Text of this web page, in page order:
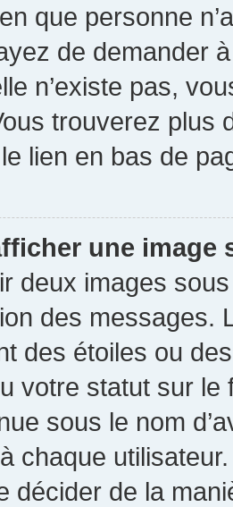
que personne
de demander
n’existe pas,
trouverez plus
lien en bas de
une image
deux images
des messages.
des étoiles ou
votre statut sur
sous le nom
chaque utilisateur.
décider de la